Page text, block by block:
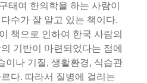
태여 한의학을 하는 사람이
수가 잘 알고 있는 책이다.
책으로 인하여 한국 사람의
기반이 마련되었다는 점에
이나 기질, 생활환경, 식습관
다. 따라서 질병에 걸리는